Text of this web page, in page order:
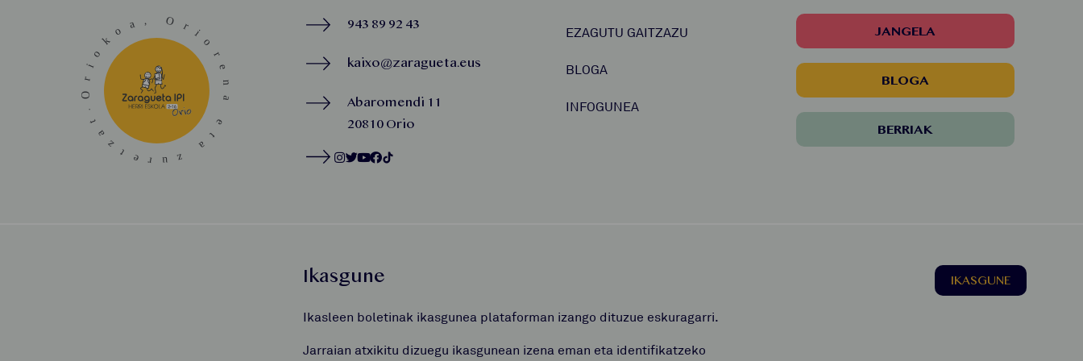
943 89 92 43
kaixo@zaragueta.eus
Abaromendi 11
20810 Orio
EZAGUTU GAITZAZU
BLOGA
INFOGUNEA
JANGELA
BLOGA
BERRIAK
Ikasgune
Ikasleen boletinak ikasgunea plataforman izango dituzue eskuragarri.
Jarraian atxikitu dizuegu ikasgunean izena eman eta identifikatzeko
IKASGUNE